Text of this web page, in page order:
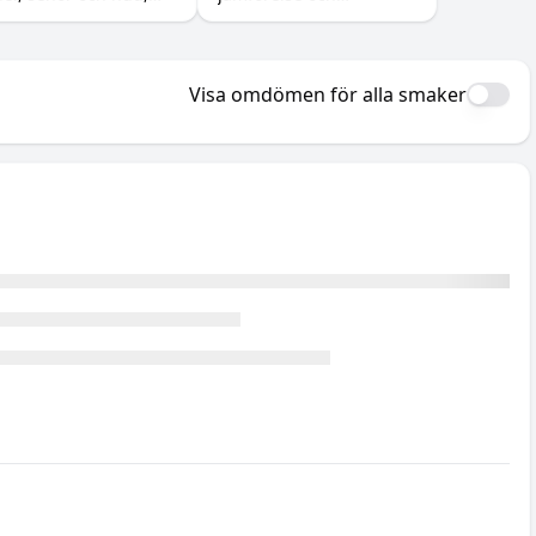
det inte gör något
prisjämförelse.
Visa omdömen för alla smaker